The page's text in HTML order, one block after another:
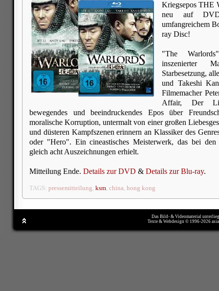
Kriegsepos THE
neu auf
umfangreichem
ray Disc!
"The
inszenierter
Starbesetzung,
und Takeshi
Filmemacher
Affair, Der
bewegendes und beeindruckendes Epos über
moralische Korruption, untermalt von einer großen
und düsteren Kampfszenen erinnern an Klassiker des
oder "Hero". Ein cineastisches Meisterwerk, das bei
gleich acht Auszeichnungen erhielt.
Mitteilung Ende. Details zur DVD & Details zur Blu-ray.
TAGS: pressemitteilung, ksm, china, hong kong
Das Bild- & Videomaterial
Texte & Webdesign © 1996-2026